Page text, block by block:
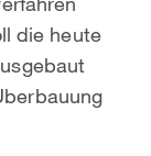
die heute